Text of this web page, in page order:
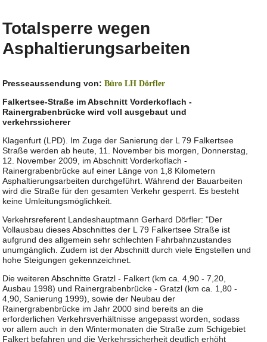
Totalsperre wegen
Asphaltierungsarbeiten
Presseaussendung von:Büro LH Dörfler
Falkertsee-Straße im Abschnitt Vorderkoflach -
Rainergrabenbrücke wird voll ausgebaut und
verkehrssicherer
Klagenfurt (LPD). Im Zuge der Sanierung der L 79 Falkertsee
Straße werden ab heute, 11. November bis morgen, Donnerstag,
12. November 2009, im Abschnitt Vorderkoflach -
Rainergrabenbrücke auf einer Länge von 1,8 Kilometern
Asphaltierungsarbeiten durchgeführt. Während der Bauarbeiten
wird die Straße für den gesamten Verkehr gesperrt. Es besteht
keine Umleitungsmöglichkeit.
Verkehrsreferent Landeshauptmann Gerhard Dörfler: "Der
Vollausbau dieses Abschnittes der L 79 Falkertsee Straße ist
aufgrund des allgemein sehr schlechten Fahrbahnzustandes
unumgänglich. Zudem ist der Abschnitt durch viele Engstellen und
hohe Steigungen gekennzeichnet.
Die weiteren Abschnitte Gratzl - Falkert (km ca. 4,90 - 7,20,
Ausbau 1998) und Rainergrabenbrücke - Gratzl (km ca. 1,80 -
4,90, Sanierung 1999), sowie der Neubau der
Rainergrabenbrücke im Jahr 2000 sind bereits an die
erforderlichen Verkehrsverhältnisse angepasst worden, sodass
vor allem auch in den Wintermonaten die Straße zum Schigebiet
Falkert befahren und die Verkehrssicherheit deutlich erhöht